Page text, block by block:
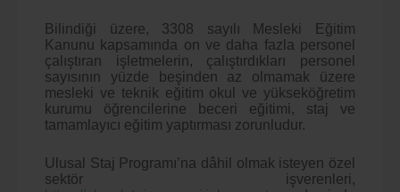
Bilindiği üzere, 3308 sayılı Mesleki Eğitim
Kanunu kapsamında on ve daha fazla personel
çalıştıran işletmelerin, çalıştırdıkları personel
sayısının yüzde beşinden az olmamak üzere
mesleki ve teknik eğitim okul ve yükseköğretim
kurumu öğrencilerine beceri eğitimi, staj ve
tamamlayıcı eğitim yaptırması zorunludur.
Ulusal Staj Programı’na dâhil olmak isteyen özel
sektör işverenleri,